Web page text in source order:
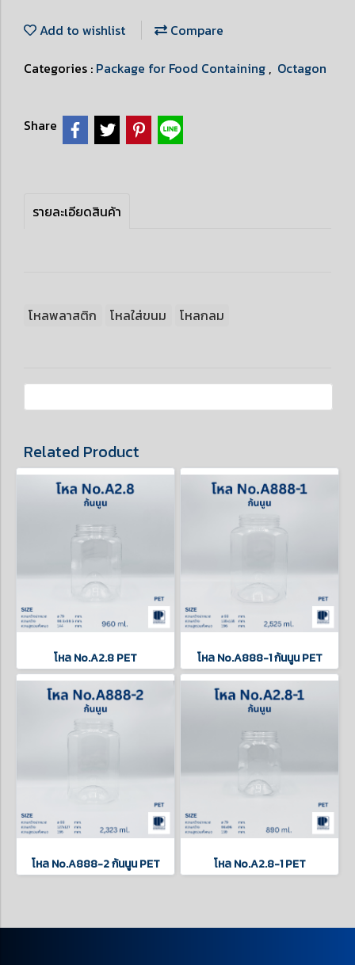
Add to wishlist
Compare
Categories : Package for Food Containing , Octagon
Share
รายละเอียดสินค้า
โหลพลาสติก โหลใส่ขนม โหลกลม
Related Product
โหล No.A2.8 PET โหล No.A888-1 ก้นนูน PET
โหล No.A888-2 ก้นนูน PET โหล No.A2.8-1 PET